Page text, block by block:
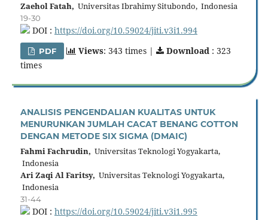
Zaehol Fatah, Universitas Ibrahimy Situbondo, Indonesia
19-30
DOI : https://doi.org/10.59024/jiti.v3i1.994
PDF Views: 343 times | Download : 323
times
ANALISIS PENGENDALIAN KUALITAS UNTUK
MENURUNKAN JUMLAH CACAT BENANG COTTON
DENGAN METODE SIX SIGMA (DMAIC)
Fahmi Fachrudin, Universitas Teknologi Yogyakarta,
Indonesia
Ari Zaqi Al Faritsy, Universitas Teknologi Yogyakarta,
Indonesia
31-44
DOI : https://doi.org/10.59024/jiti.v3i1.995